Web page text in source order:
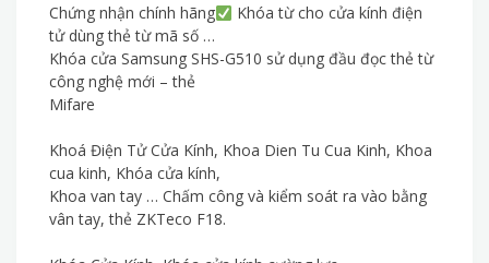
Chứng nhận chính hãng
Khóa từ cho cửa kính điện
tử dùng thẻ từ mã số …
Khóa cửa Samsung SHS-G510 sử dụng đầu đọc thẻ từ
công nghệ mới – thẻ
Mifare
Khoá Điện Tử Cửa Kính, Khoa Dien Tu Cua Kinh, Khoa
cua kinh, Khóa cửa kính,
Khoa van tay … Chấm công và kiểm soát ra vào bằng
vân tay, thẻ ZKTeco F18.